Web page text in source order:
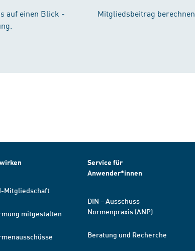
auf einen Blick -
Mitgliedsbeitrag berechnen.
Mitgliedschaft
mitgestalten
Service für
Anwender*innen
DIN – Ausschuss
Normenpraxis (ANP)
Beratung und Recherche